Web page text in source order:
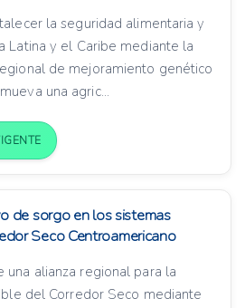
la seguridad alimentaria y
Latina y el Caribe mediante la
de mejoramiento genético
una agric...
de sorgo en los sistemas
Seco Centroamericano
alianza regional para la
del Corredor Seco mediante